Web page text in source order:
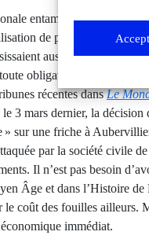
entamait l’examen du
de projets
aussitôt l’occasion
obligation
récentes dansLe
3 mars dernier, la décision
sur une friche à
par la société civile
Il n’est pas besoin
Âge et dans l’Histoire de
le coût des fouilles ailleurs.
immédiat.